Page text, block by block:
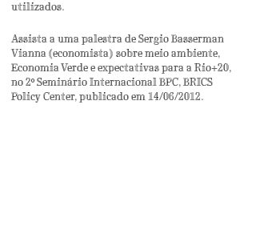
utilizados.
Assista a uma palestra de Sergio Basserman
Vianna (economista) sobre meio ambiente,
Economia Verde e expectativas para a Rio+20,
no 2º Seminário Internacional BPC, BRICS
Policy Center, publicado em 14/06/2012.